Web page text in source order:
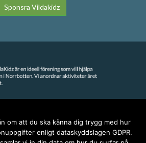
Sponsra Vildakidz
anna@vildakidz.se
om att du ska känna dig trygg med hur
enligt dataskyddslagen GDPR.